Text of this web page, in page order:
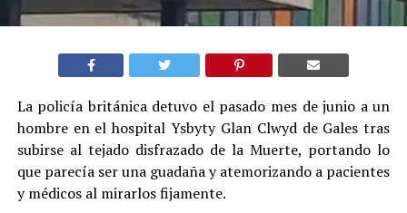
La policía británica detuvo el pasado mes de junio a un
hombre en el hospital Ysbyty Glan Clwyd de Gales tras
subirse al tejado disfrazado de la Muerte, portando lo
que parecía ser una guadaña y atemorizando a pacientes
y médicos al mirarlos fijamente.